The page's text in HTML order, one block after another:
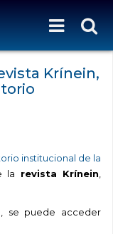
Krínein,
institucional de la
la revista Krínein
se puede acceder